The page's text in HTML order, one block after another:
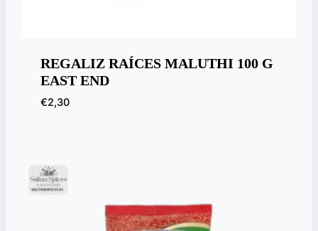
REGALIZ RAÍCES MALUTHI 100 G
EAST END
€2,30